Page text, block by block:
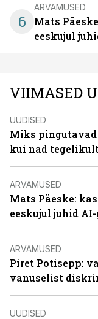
6
ARVAMUSED
Mats
eeskujul
VIIMASED
UUDISED
Miks pingutavad
kui nad
ARVAMUSED
Mats Päeske:
eeskujul juhid AI-
ARVAMUSED
Piret Potisepp:
vanuselist
UUDISED